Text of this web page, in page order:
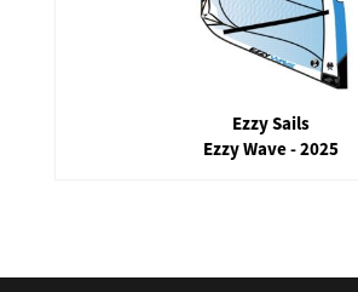
Ezzy Sails
Ezzy Wave - 2025